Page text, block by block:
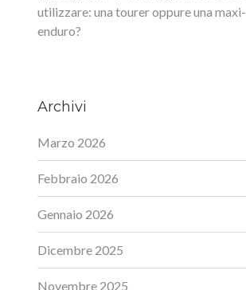
utilizzare: una tourer oppure una maxi-
enduro?
Archivi
Marzo 2026
Febbraio 2026
Gennaio 2026
Dicembre 2025
Novembre 2025